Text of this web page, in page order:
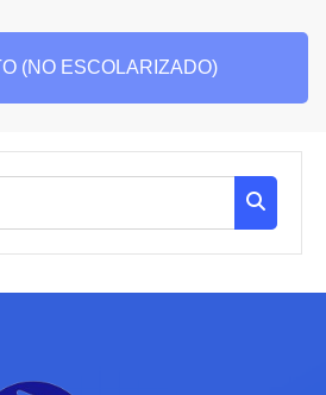
(NO ESCOLARIZADO)
Buscar